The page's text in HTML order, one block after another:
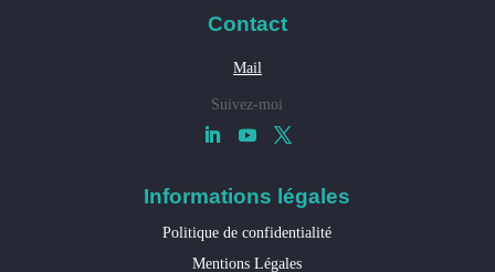
Contact
Mail
Suivez-moi
Informations légales
Politique de confidentialité
Mentions Légales